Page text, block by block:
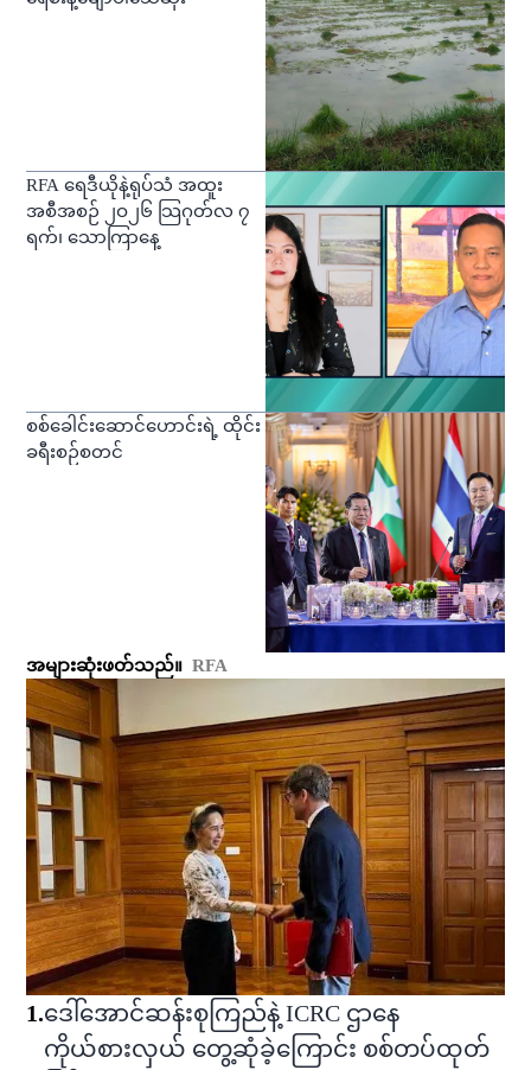
RFA ရေဒီယိုနဲ့ရုပ်သံ အထူး
အစီအစဉ် ၂ဝ၂၆ သြဂုတ်လ ၇
ရက်၊ သောကြာနေ့
စစ်ခေါင်းဆောင်ဟောင်းရဲ့ ထိုင်း
ခရီးစဉ်စတင်
အများဆုံးဖတ်သည်။ RFA
1.ဒေါ်အောင်ဆန်းစုကြည်နဲ့ ICRC ဌာနေ
ကိုယ်စားလှယ် တွေ့ဆုံခဲ့ကြောင်း စစ်တပ်ထုတ်